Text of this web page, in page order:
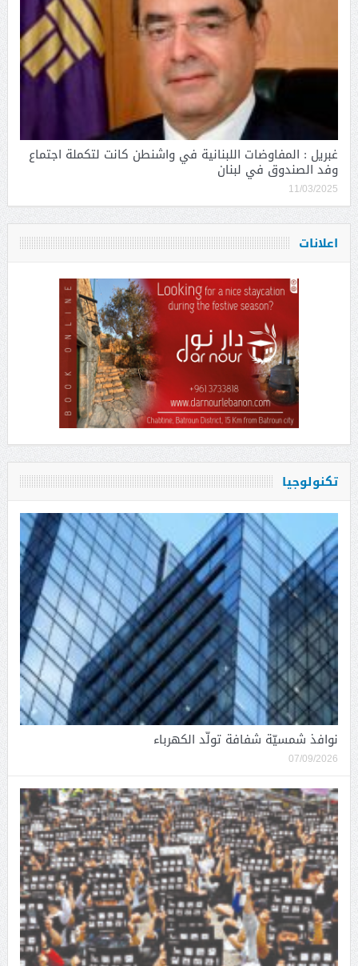
غبريل : المفاوضات اللبنانية في واشنطن كانت لتكملة اجتماع
وفد الصندوق في لبنان
11/03/2025
اعلانات
تكنولوجيا
نوافذ شمسيّة شفافة تولّد الكهرباء
07/09/2026